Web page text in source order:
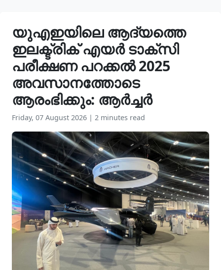
യുഎഇയിലെ ആദ്യത്തെ
ഇലക്ട്രിക് എയർ ടാക്സി
പരീക്ഷണ പറക്കൽ 2025
അവസാനത്തോടെ
ആരംഭിക്കും: ആർച്ചർ
Friday, 07 August 2026 | 2 minutes read